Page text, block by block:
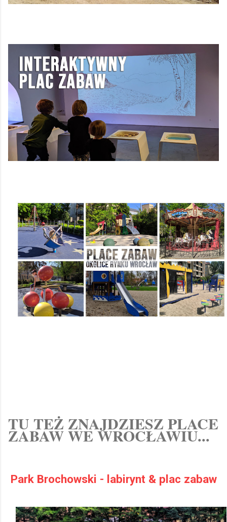
TU TEŻ ZNAJDZIESZ PLACE
ZABAW WE WROCŁAWIU...
Park Brochowski - labirynt & plac zabaw